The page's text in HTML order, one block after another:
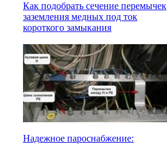
Как подобрать сечение перемычек
заземления медных под ток
короткого замыкания
Надежное пароснабжение: